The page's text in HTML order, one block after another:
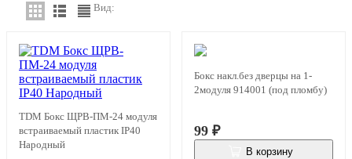
Вид:
TDM Бокс ЩРВ-ПМ-24 модуля
встраиваемый пластик IP40
Народный
Бокс накл.без дверцы на 1-
2модуля 914001 (под пломбу)
99 ₽
В корзину